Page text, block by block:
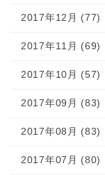
2017年12月 (77)
2017年11月 (69)
2017年10月 (57)
2017年09月 (83)
2017年08月 (83)
2017年07月 (80)